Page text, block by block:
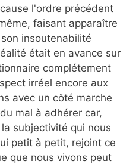
l'ordre précédent
faisant apparaître
insoutenabilité
était en avance sur
complétement
irréel encore aux
avec un côté marche
mal à adhérer car,
subjectivité qui nous
petit à petit, rejoint ce
que nous vivons peut